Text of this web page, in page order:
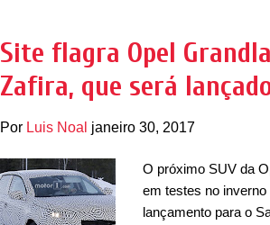
Edition.
do pagamento inicial
Site flagra Opel
Zafira, que será
Por Luis Noal janeiro 30, 2017
O próximo SUV da
em testes no
lançamento para o